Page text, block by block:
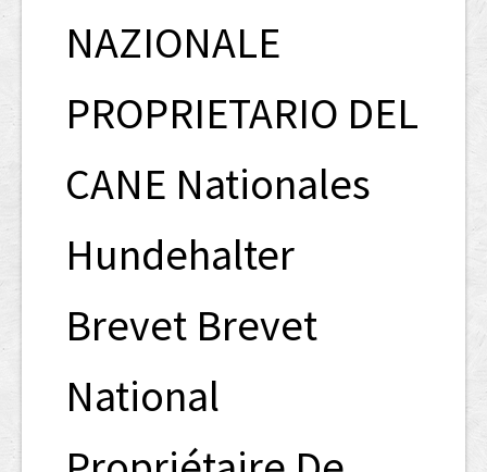
NAZIONALE
PROPRIETARIO DEL
CANE Nationales
Hundehalter
Brevet Brevet
National